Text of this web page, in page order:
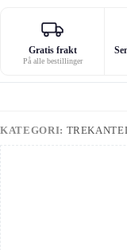
Gratis frakt
På alle bestillinger
KATEGORI: